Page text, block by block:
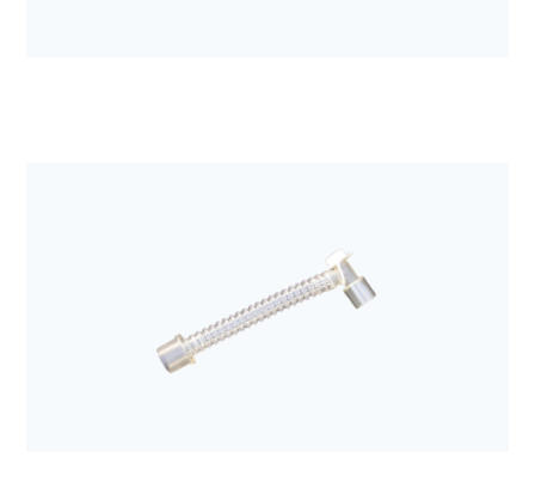
Anestezjologia i aparatura medyczna
Filtr elektrostatyczny z wymiennikiem ciepła i
wilgoci Hygroboy